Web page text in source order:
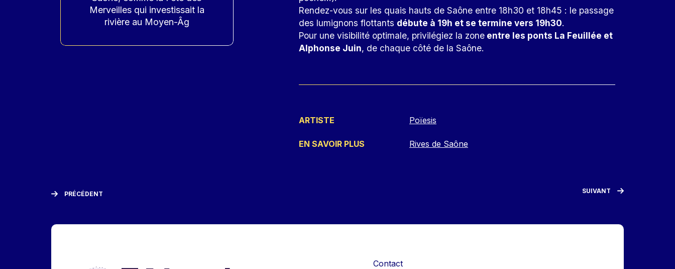
Merveilles qui investissait la
rivière au Moyen-Âg
Rendez-vous sur les quais hauts de Saône entre 18h30 et 18h45 : le passage
des lumignons flottants débute à 19h et se termine vers 19h30.
Pour une visibilité optimale, privilégiez la zoneentre les ponts La Feuillée et
Alphonse Juin, de chaque côté de la Saône.
ARTISTE Poïesis
EN SAVOIR PLUS Rives de Saône
PRÉCÉDENT SUIVANT
Contact